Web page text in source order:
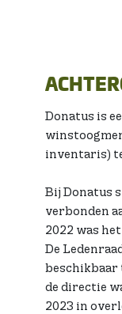
Donatus is
inventaris)
Bij Donatus
verbonden
2022 was
De
beschikbaar
de directie
2023 in